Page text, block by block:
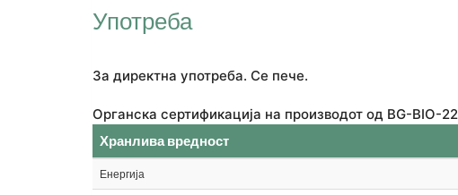
Употреба
За директна употреба. Се пече.
Органска сертификација на производот од BG-BIO-22
Хранлива вредност
Енергија